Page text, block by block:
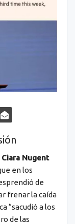
Ciara Nugent
en los
de
frenar la caída
“sacudió a los
de las